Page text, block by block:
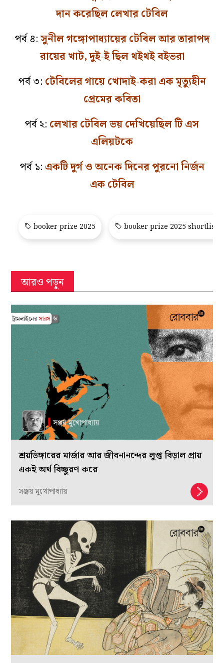
দান করেছিল লেখার টেবিল
পর্ব ৪:সুনীল গঙ্গোপাধ্যায়ের টেবিল আর তারাপদ
রায়ের খাট, দুই-ই ছিল থইথই বইভরা
পর্ব ৩: টেবিলের গায়ে খোদাই-করা এক মৃত্যুহীন
প্রেমের কবিতা
পর্ব ২: লেখার টেবিল ভয় দেখিয়েছিল টি এস
এলিয়টকে
পর্ব ১: একটি দুর্গ ও অনেক দিনের পুরনো নির্জন
এক টেবিল
booker prize 2025 booker prize 2025 shortlist
আরও পড়ুন
শ্রয়ডিঙ্গারের মার্জার আর জীবনানন্দের লুপ্ত বিড়াল প্রায়
একই অর্থ বিচ্ছুরণ করে
সঞ্জয় মুখোপাধ্যায়